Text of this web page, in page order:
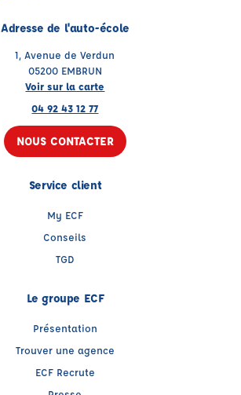
Adresse de l'auto-école
1, Avenue de Verdun
05200 EMBRUN
Voir sur la carte
04 92 43 12 77
NOUS CONTACTER
Service client
My ECF
Conseils
TGD
Le groupe ECF
Présentation
Trouver une agence
ECF Recrute